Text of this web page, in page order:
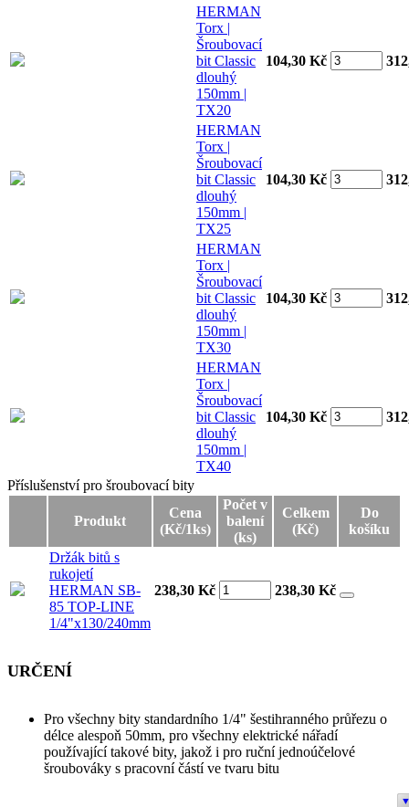
HERMAN
Torx |
Šroubovací
bit Classic
dlouhý
150mm |
TX20
104,30 Kč
HERMAN
Torx |
Šroubovací
bit Classic
dlouhý
150mm |
TX25
104,30 Kč
HERMAN
Torx |
Šroubovací
bit Classic
dlouhý
150mm |
TX30
104,30 Kč
HERMAN
Torx |
Šroubovací
bit Classic
dlouhý
150mm |
TX40
104,30 Kč
Příslušenství pro šroubovací bity
Příslušenství pro šroubovací bity
Produkt
Cena
(Kč/1ks)
Počet v
balení
(ks)
Celkem
(Kč)
Do
košíku
Držák bitů s
rukojetí
HERMAN SB-
85 TOP-LINE
1/4"x130/240mm
238,30 Kč 238,30 Kč
URČENÍ
Pro všechny bity standardního 1/4" šestihranného průřezu o
délce alespoň 50mm, pro všechny elektrické nářadí
používající takové bity, jakož i pro ruční jednoúčelové
šroubováky s pracovní částí ve tvaru bitu